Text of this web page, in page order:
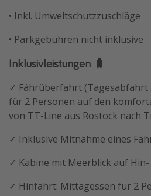
• Inkl. Umweltschutzzuschläge
• Parkgebühren nicht inklusive
Inklusivleistungen 🧳
✓ Fährüberfahrt (Tagesabfahrt
für 2 Personen auf den
von TT-Line aus Rostock nach
✓ Inklusive Mitnahme eines
✓ Kabine mit Meerblick auf
✓ Hinfahrt: Mittagessen für 2